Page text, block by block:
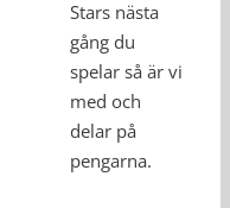
Stars nästa
gång du
spelar så är vi
med och
delar på
pengarna.